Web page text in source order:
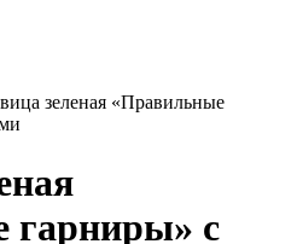
зеленая «Правильные
гарниры» с